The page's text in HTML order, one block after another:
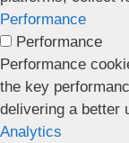
Performance
Performance
Performance
the key
delivering a better
Analytics